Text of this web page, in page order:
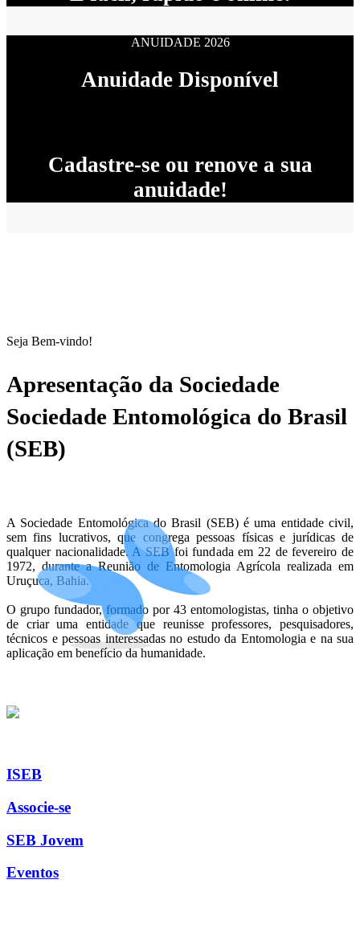
ANUIDADE 2026
Anuidade Disponível
Cadastre-se ou renove a sua
anuidade!
Seja Bem-vindo!
Apresentação da Sociedade
Sociedade Entomológica do Brasil
(SEB)
A Sociedade Entomológica do Brasil (SEB) é uma entidade civil,
sem fins lucrativos, que congrega pessoas físicas e jurídicas de
qualquer nacionalidade. A SEB foi fundada em 22 de fevereiro de
1972, durante a Reunião de Entomologia Agrícola realizada em
Uruçuca, Bahia.
O grupo fundador, formado por 43 entomologistas, tinha o objetivo
de criar uma entidade que reunisse professores, pesquisadores,
técnicos e pessoas interessadas no estudo da Entomologia e na sua
aplicação em benefício da humanidade.
ISEB
Associe-se
SEB Jovem
Eventos